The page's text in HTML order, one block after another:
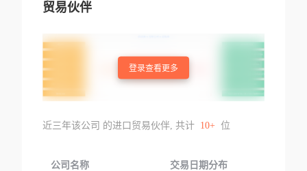
贸易伙伴
登录查看更多
近三年该公司 的进口贸易伙伴, 共计 10+ 位
公司名称 交易日期分布